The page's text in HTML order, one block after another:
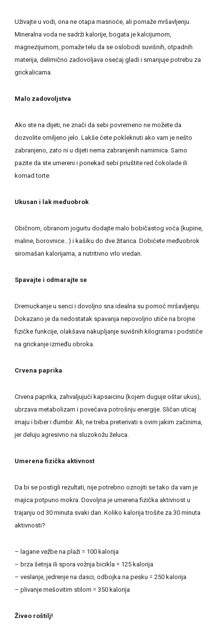
Uživajte u vodi, ona ne otapa masnoće, ali pomaže mršavljenju.
Mineralna voda ne sadrži kalorije, bogata je kalcijumom,
magnezijumom, pomaže telu da se oslobodi suvišnih, otpadnih
materija, delimično zadovoljava osećaj gladi i smanjuje potrebu za
grickalicama.
Malo zadovoljstva
Ako ste na dijeti, ne znači da sebi povremeno ne možete da
dozvolite omiljeno jelo. Lakše ćete pokleknuti ako vam je nešto
zabranjeno, zato ni u dijeti nema zabranjenih namirnica. Samo
pazite da ste umereni i ponekad sebi priuštite red čokolade ili
komad torte.
Ukusan i lak međuobrok
Običnom, obranom jogurtu dodajte malo bobičastog voća (kupine,
maline, borovnice…) i kašiku do dve žitarica. Dobićete međuobrok
siromašan kalorijama, a nutritivno vrlo vredan.
Spavajte i odmarajte se
Dremuckanje u senci i dovoljno sna idealna su pomoć mršavljenju.
Dokazano je da nedostatak spavanja nepovoljno utiče na brojne
fizičke funkcije, olakšava nakupljanje suvišnih kilograma i podstiče
na grickanje između obroka.
Crvena paprika
Crvena paprika, zahvaljujući kapsaicinu (kojem duguje oštar ukus),
ubrzava metabolizam i povećava potrošnju energije. Sličan uticaj
imaju i biber i đumbir. Ali, ne treba preterivati s ovim jakim začinima,
jer deluju agresivno na sluzokožu želuca.
Umerena fizička aktivnost
Da bi se postigli rezultati, nije potrebno oznojiti se tako da vam je
majica potpuno mokra. Dovoljna je umerena fizička aktivnost u
trajanju od 30 minuta svaki dan. Koliko kalorija trošite za 30 minuta
aktivnosti?
– lagane vežbe na plaži = 100 kalorija
– brza šetnja ili spora vožnja bicikla = 125 kalorija
– veslanje, jedrenje na dasci, odbojka na pesku = 250 kalorija
– plivanje mešovitim stilom = 350 kalorija
Živeo roštilj!